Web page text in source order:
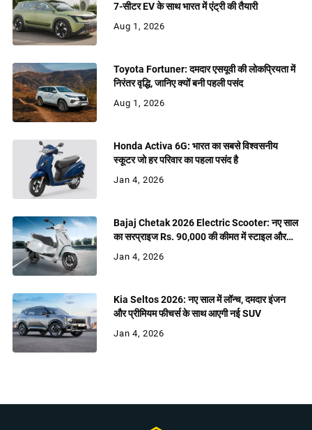
7-सीटर EV के साथ भारत में एंट्री की तैयारी
Aug 1, 2026
Toyota Fortuner: दमदार एसयूवी की लोकप्रियता में
निरंतर वृद्धि, जानिए क्यों बनी पहली पसंद
Aug 1, 2026
Honda Activa 6G: भारत का सबसे विश्वसनीय
स्कूटर जो हर परिवार का पहला पसंद है
Jan 4, 2026
Bajaj Chetak 2026 Electric Scooter: नए साल
का सरप्राइज Rs. 90,000 की कीमत में स्टाइल और
शक्ति
Jan 4, 2026
Kia Seltos 2026: नए साल में लॉन्च, दमदार इंजन
और प्रीमियम फीचर्स के साथ आएगी नई SUV
Jan 4, 2026